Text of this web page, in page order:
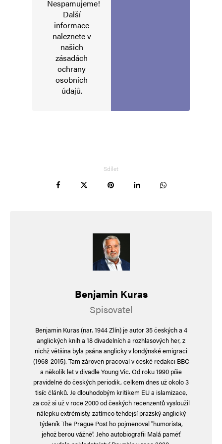
Informujte mě o nových komentářích e-mailem.
Informujte mě o nových příspěvcích e-mailem.
Nespamujeme!
Další
informace
naleznete v
našich
zásadách
ochrany
osobních
údajů.
Sdílet
Benjamin Kuras
Spisovatel
Benjamin Kuras (nar. 1944 Zlín) je autor 35 českých a 4
anglických knih a 18 divadelních a rozhlasových her, z
nichž většina byla psána anglicky v londýnské emigraci
(1968-2015). Tam zároveň pracoval v české redakci BBC
a několik let v divadle Young Vic. Od roku 1990 píše
pravidelně do českých periodik, celkem dnes už okolo 3
tisíc článků. Je dlouhodobým kritikem EU a islamizace,
za což si už v roce 2000 od českých recenzentů vysloužil
nálepku extrémisty, zatímco tehdejší pražský anglický
týdeník The Prague Post ho pojmenoval "humorista,
jehož berou vážně". Jeho autobiografii Malá paměť